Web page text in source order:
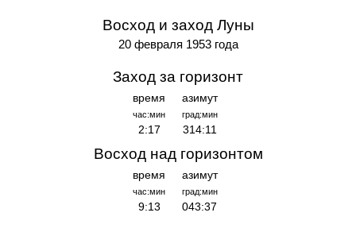
Восход и заход Луны
20 февраля 1953 года
Заход за горизонт
время
час:мин
2:17
азимут
град:мин
314:11
Восход над горизонтом
время
час:мин
9:13
азимут
град:мин
043:37